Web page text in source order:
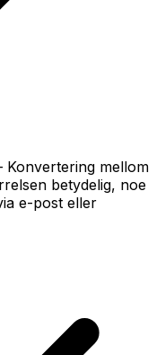
mellom
betydelig, noe
e-post eller